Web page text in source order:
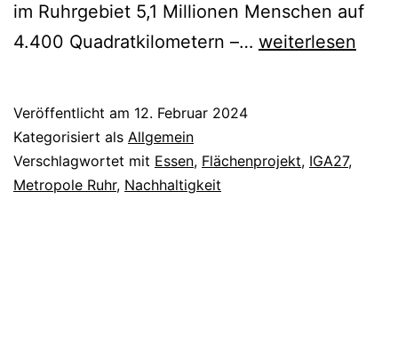
im Ruhrgebiet 5,1 Millionen Menschen auf
4.400 Quadratkilometern –… Die
der
weiterlesen
Veröffentlicht am 12. Februar 2024
Kategorisiert als Allgemein
Verschlagwortet mit Essen, Flächenprojekt, IGA27,
Metropole Ruhr, Nachhaltigkeit